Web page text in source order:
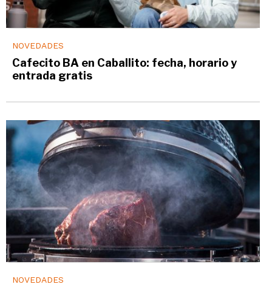
NOVEDADES
Cafecito BA en Caballito: fecha, horario y
entrada gratis
NOVEDADES